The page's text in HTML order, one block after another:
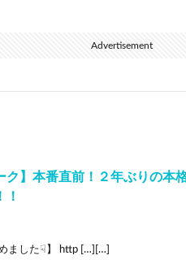
Advertisement
ク】本番直前！２年ぶりの
！
ました☟】 http […][…]